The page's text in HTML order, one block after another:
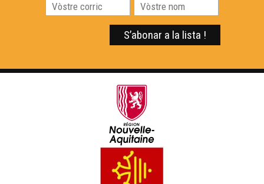
Juranson : l'annada d'un vinhèr - Reportatge
Grandir dab la cultura - Reportatge
L'Ostal Occitan de Vilafranca - Reportatge
La reobertura de la Topina - Reportatge